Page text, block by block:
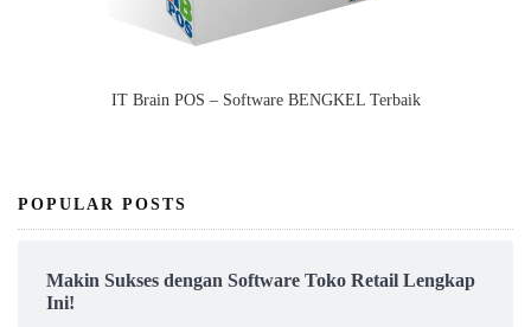
IT Brain POS – Software BENGKEL Terbaik
POPULAR POSTS
Makin Sukses dengan Software Toko Retail Lengkap
Ini!